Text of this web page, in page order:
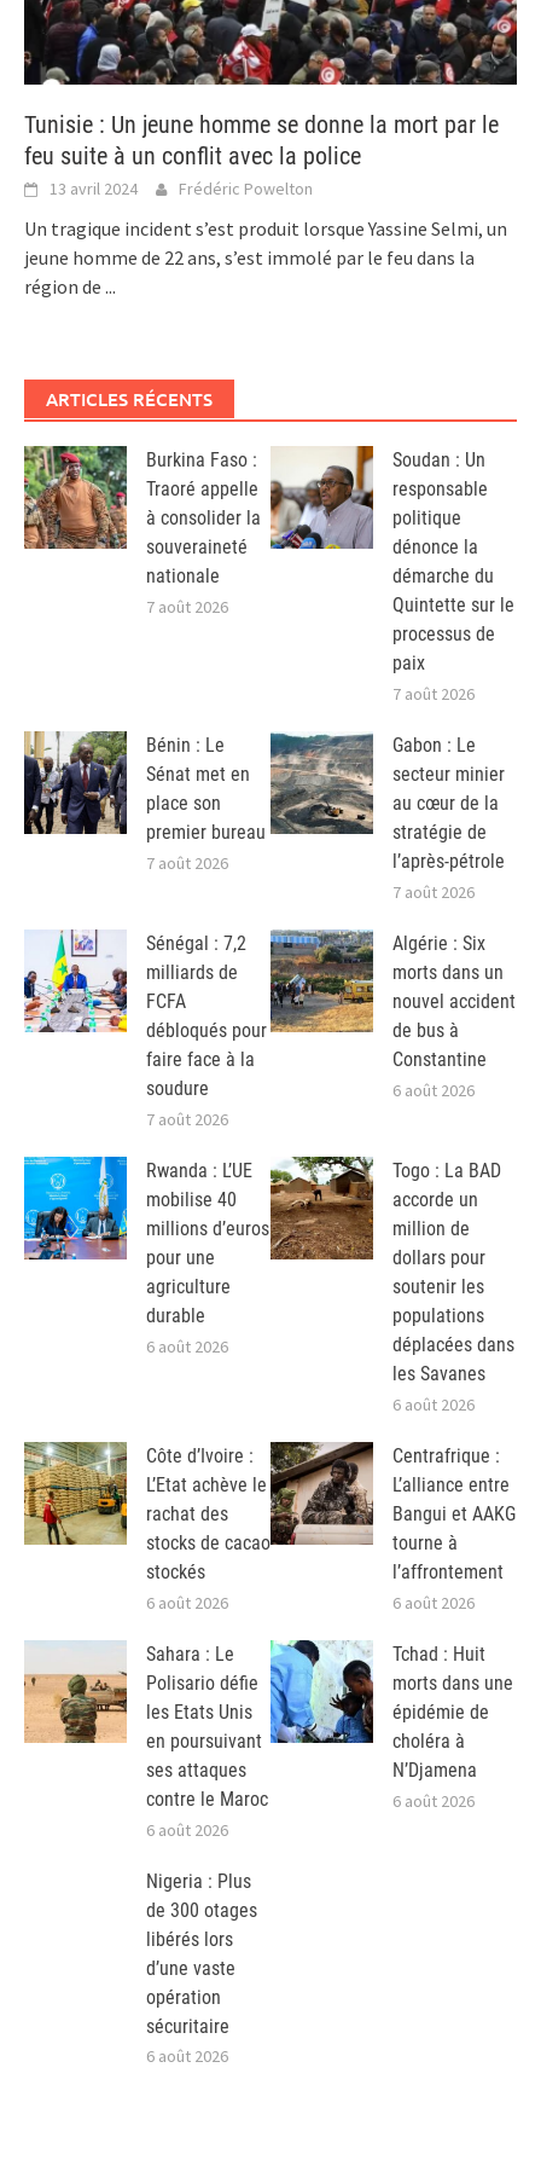
Tunisie : Un jeune homme se donne la mort par le
feu suite à un conflit avec la police
13 avril 2024 Frédéric Powelton
Un tragique incident s’est produit lorsque Yassine Selmi, un
jeune homme de 22 ans, s’est immolé par le feu dans la
région de ...
ARTICLES RÉCENTS
Burkina Faso :
Traoré appelle
à consolider la
souveraineté
nationale
7 août 2026
Soudan : Un
responsable
politique
dénonce la
démarche du
Quintette sur le
processus de
paix
7 août 2026
Bénin : Le
Sénat met en
place son
premier bureau
7 août 2026
Gabon : Le
secteur minier
au cœur de la
stratégie de
l’après-pétrole
7 août 2026
Sénégal : 7,2
milliards de
FCFA
débloqués pour
faire face à la
soudure
7 août 2026
Algérie : Six
morts dans un
nouvel accident
de bus à
Constantine
6 août 2026
Rwanda : L’UE
mobilise 40
millions d’euros
pour une
agriculture
durable
6 août 2026
Togo : La BAD
accorde un
million de
dollars pour
soutenir les
populations
déplacées dans
les Savanes
6 août 2026
Côte d’Ivoire :
L’Etat achève le
rachat des
stocks de cacao
stockés
6 août 2026
Centrafrique :
L’alliance entre
Bangui et AAKG
tourne à
l’affrontement
6 août 2026
Sahara : Le
Polisario défie
les Etats Unis
en poursuivant
ses attaques
contre le Maroc
6 août 2026
Tchad : Huit
morts dans une
épidémie de
choléra à
N’Djamena
6 août 2026
Nigeria : Plus
de 300 otages
libérés lors
d’une vaste
opération
sécuritaire
6 août 2026